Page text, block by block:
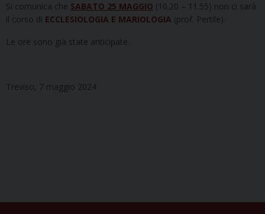
Si comunica che SABATO 25 MAGGIO (10.20 – 11.55) non ci sarà
il corso di ECCLESIOLOGIA E MARIOLOGIA (prof. Pertile).
Le ore sono già state anticipate.
Treviso, 7 maggio 2024